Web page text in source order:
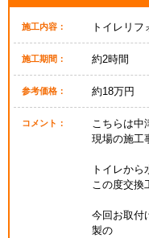
施工内容： トイレリフ
施工期間： 約2時間
参考価格： 約18万円
コメント：
こちらは中
現場の施工
トイレから
この度交換
今回お取付
製の